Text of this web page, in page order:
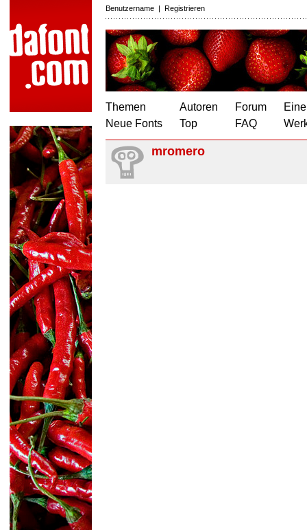
Benutzername | Registrieren
Themen
Neue Fonts
Autoren
Top
Forum
FAQ
mromero